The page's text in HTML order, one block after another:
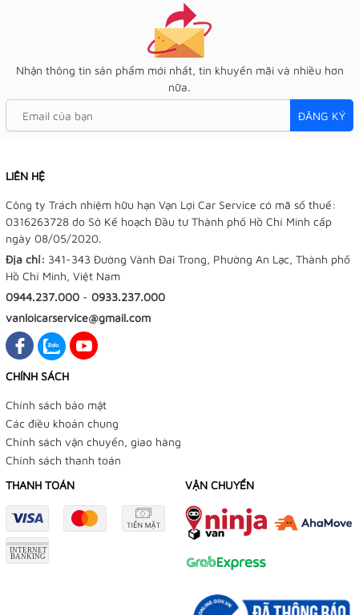
Nhận thông tin sản phẩm mới nhất, tin khuyến mãi và nhiều hơn
nữa.
ĐĂNG KÝ
LIÊN HỆ
Công ty Trách nhiệm hữu hạn Vạn Lợi Car Service có mã số thuế:
0316263728 do Sở Kế hoạch Đầu tư Thành phố Hồ Chí Minh cấp
ngày 08/05/2020.
Địa chỉ: 341-343 Đường Vành Đai Trong, Phường An Lạc, Thành phố
Hồ Chí Minh, Việt Nam
0944.237.000 - 0933.237.000
vanloicarservice@gmail.com
CHÍNH SÁCH
Chính sách bảo mật
Các điều khoản chung
Chính sách vận chuyển, giao hàng
Chính sách thanh toán
THANH TOÁN
VẬN CHUYỂN